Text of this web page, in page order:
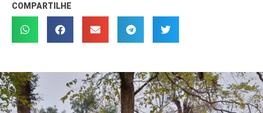
COMPARTILHE